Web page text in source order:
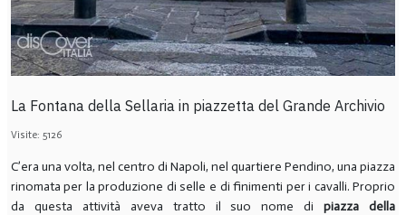
La Fontana della Sellaria in piazzetta del Grande Archivio
Visite: 5126
C’era una volta, nel centro di Napoli, nel quartiere Pendino, una piazza
rinomata per la produzione di selle e di finimenti per i cavalli. Proprio
da questa attività aveva tratto il suo nome dipiazza della